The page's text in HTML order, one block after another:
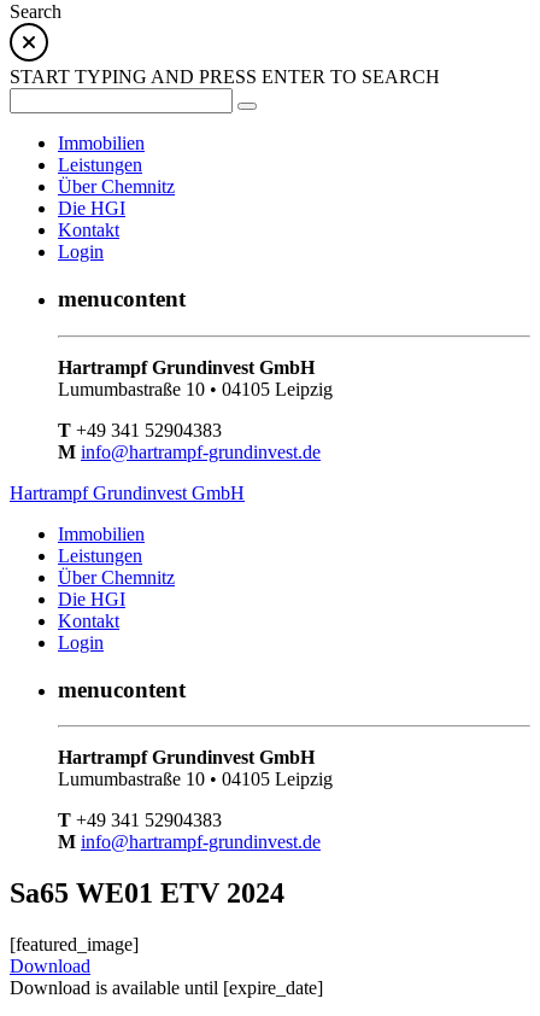
Search
START TYPING AND PRESS ENTER TO SEARCH
Immobilien
Leistungen
Über Chemnitz
Die HGI
Kontakt
Login
menucontent
Hartrampf Grundinvest GmbH
Lumumbastraße 10 • 04105 Leipzig
T +49 341 52904383
M info@hartrampf-grundinvest.de
Hartrampf Grundinvest GmbH
Immobilien
Leistungen
Über Chemnitz
Die HGI
Kontakt
Login
menucontent
Hartrampf Grundinvest GmbH
Lumumbastraße 10 • 04105 Leipzig
T +49 341 52904383
M info@hartrampf-grundinvest.de
Sa65 WE01 ETV 2024
[featured_image]
Download
Download is available until [expire_date]